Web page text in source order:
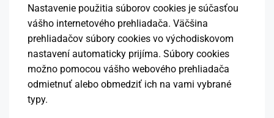
Nastavenie použitia súborov cookies je súčasťou
vášho internetového prehliadača. Väčšina
prehliadačov súbory cookies vo východiskovom
nastavení automaticky prijíma. Súbory cookies
možno pomocou vášho webového prehliadača
odmietnuť alebo obmedziť ich na vami vybrané
typy.